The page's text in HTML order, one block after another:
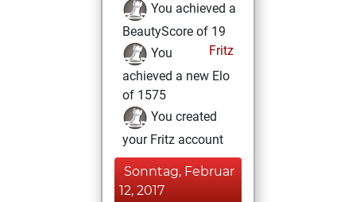
You achieved a
BeautyScore of 19
Fritz
You
achieved a new Elo
of 1575
You created
your Fritz account
Sonntag, Februar
12, 2017